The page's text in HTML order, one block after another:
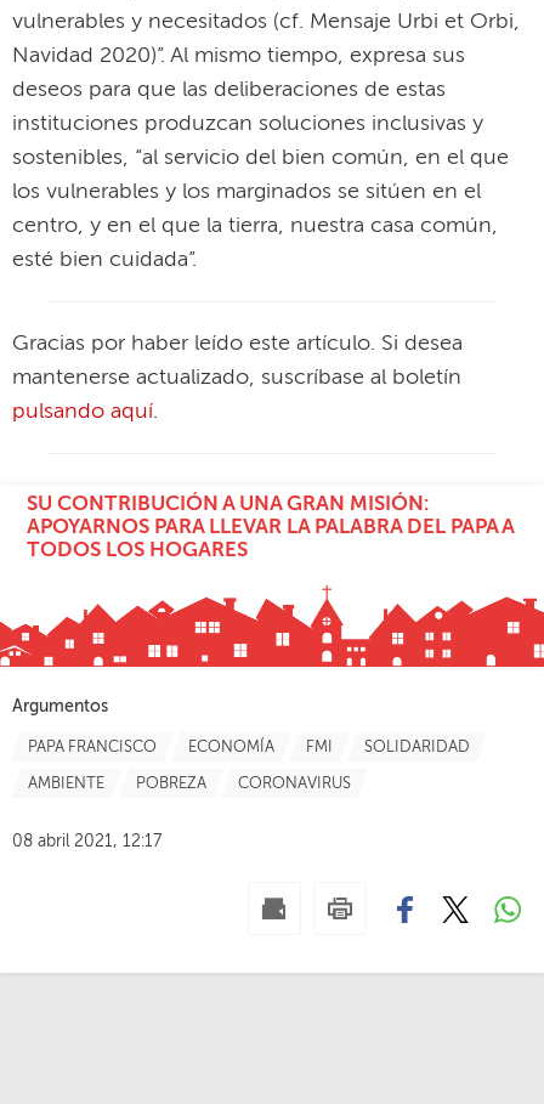
vulnerables y necesitados (cf. Mensaje Urbi et Orbi,
Navidad 2020)”. Al mismo tiempo, expresa sus
deseos para que las deliberaciones de estas
instituciones produzcan soluciones inclusivas y
sostenibles, “al servicio del bien común, en el que
los vulnerables y los marginados se sitúen en el
centro, y en el que la tierra, nuestra casa común,
esté bien cuidada”.
Gracias por haber leído este artículo. Si desea
mantenerse actualizado, suscríbase al boletín
pulsando aquí.
SU CONTRIBUCIÓN A UNA GRAN MISIÓN:
APOYARNOS PARA LLEVAR LA PALABRA DEL PAPA A
TODOS LOS HOGARES
Argumentos
PAPA FRANCISCO ECONOMÍA FMI SOLIDARIDAD
AMBIENTE POBREZA CORONAVIRUS
08 abril 2021, 12:17